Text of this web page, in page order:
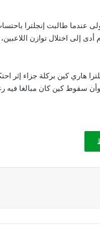
عندما طالبت إنجلترا
إلى اختلال توازن اللاعبين،
هاري كين بركلة جزاء إثر
سقوط كين كان مبالغا فيه